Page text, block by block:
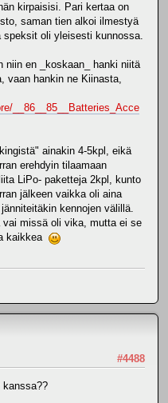
kirpaisisi. Pari kertaa on
saman tien alkoi ilmestyä
speksit oli yleisesti kunnossa.
niin en _koskaan_ hanki niitä
vaan hankin ne Kiinasta,
__86__85__Batteries_Acce
ainakin 4-5kpl, eikä
erehdyin tilaamaan
LiPo- paketteja 2kpl, kunto
jälkeen vaikka oli aina
kennojen välillä.
vai missä oli vika, mutta ei se
kaikkea
#4488
kanssa??